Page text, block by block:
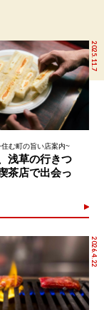
2025.11.7
む町の旨い店案内~
浅草の行きつ
茶店で出会っ
2026.4.22